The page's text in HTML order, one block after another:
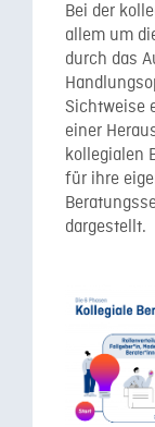
Bei der
allem um
durch das
Sichtweise
einer
kollegialen
für ihre
dargestellt.